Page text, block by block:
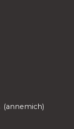
(annemich)